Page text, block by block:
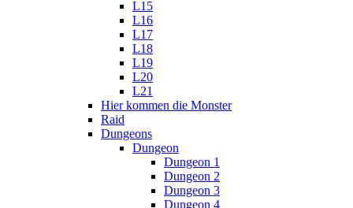
L15
L16
L17
L18
L19
L20
L21
Hier kommen die Monster
Raid
Dungeons
Dungeon
Dungeon 1
Dungeon 2
Dungeon 3
Dungeon 4